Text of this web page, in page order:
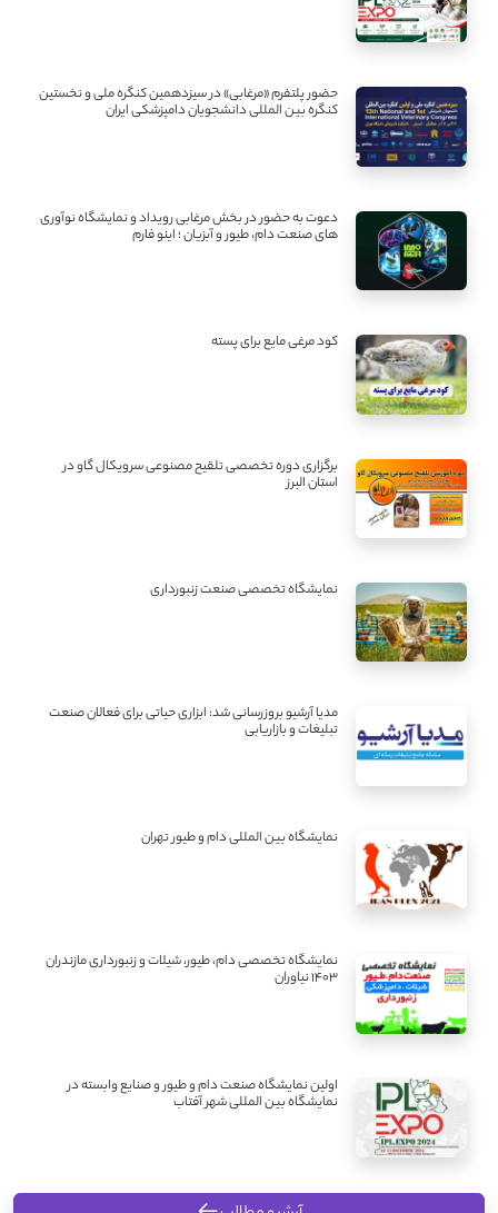
حضور پلتفرم «مرغابی» در سیزدهمین کنگره ملی و نخستین
کنگره بین ‌المللی دانشجویان دامپزشکی ایران
دعوت به حضور در بخش مرغابی رویداد و نمایشگاه نوآوری
های صنعت دام، طیور و آبزیان ؛ اینو فارم
کود مرغی مایع برای پسته
برگزاری دوره تخصصی تلقیح مصنوعی سرویکال گاو در
استان البرز
نمایشگاه تخصصی صنعت زنبورداری
مدیا آرشیو بروزرسانی شد: ابزاری حیاتی برای فعالان صنعت
تبلیغات و بازاریابی
نمایشگاه بین المللی دام و طیور تهران
نمایشگاه تخصصی دام، طیور، شیلات و زنبورداری مازندران
1403 نیاوران
اولین نمایشگاه صنعت دام و طیور و صنایع وابسته در
نمایشگاه بین المللی شهر آفتاب